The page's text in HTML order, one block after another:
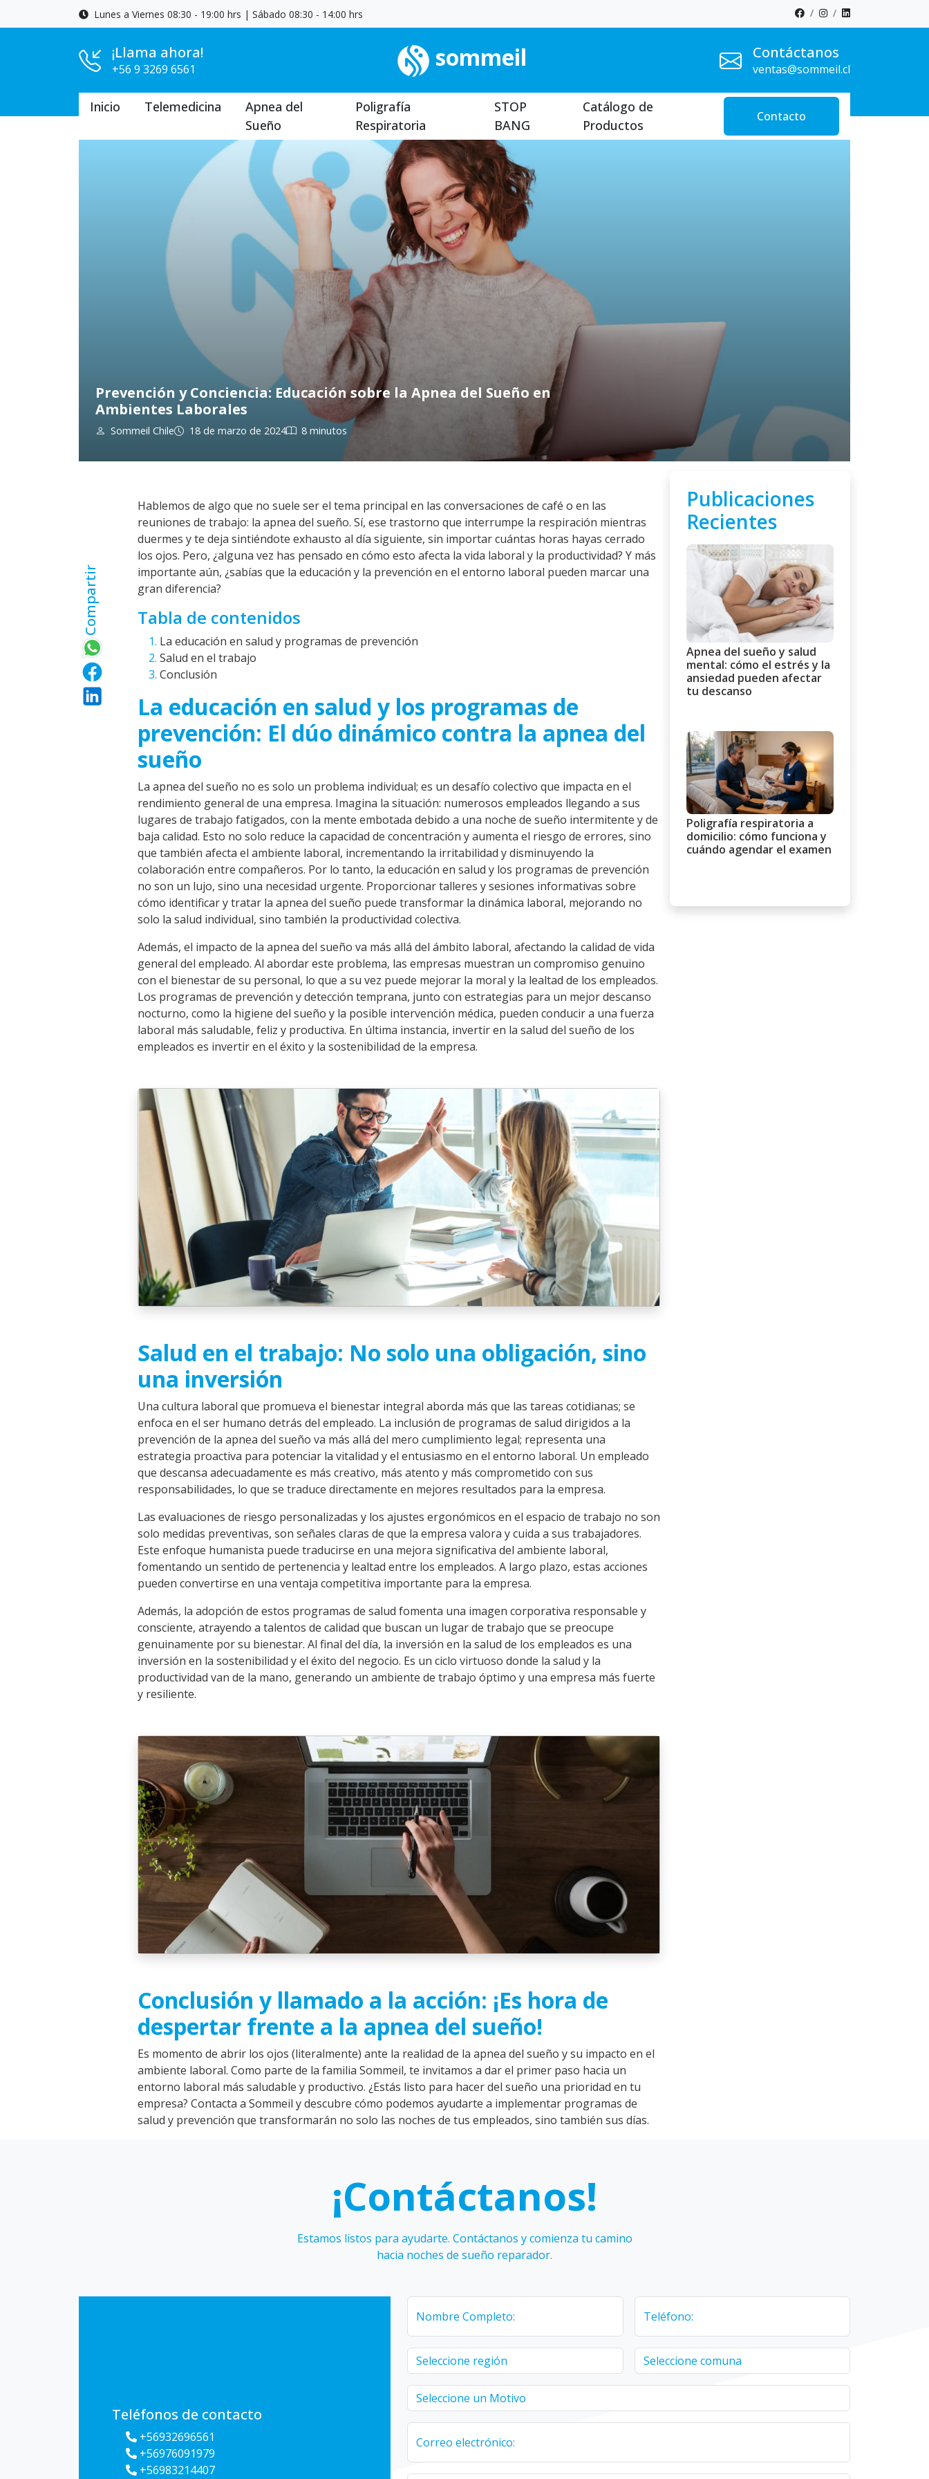
Lunes a Viernes 08:30 - 19:00 hrs | Sábado 08:30 - 14:00 hrs
¡Llama ahora!
+56 9 3269 6561 sommeil Contáctanos
ventas@sommeil.cl
Inicio Telemedicina
Apnea del
Sueño
Poligrafía
Respiratoria
STOP
BANG
Catálogo de
Productos
Contacto
Prevención y Conciencia: Educación sobre la Apnea del Sueño en
Ambientes Laborales
Sommeil Chile 18 de marzo de 2024 8 minutos
Compartir
Hablemos de algo que no suele ser el tema principal en las conversaciones de café o en las
reuniones de trabajo: la apnea del sueño. Sí, ese trastorno que interrumpe la respiración mientras
duermes y te deja sintiéndote exhausto al día siguiente, sin importar cuántas horas hayas cerrado
los ojos. Pero, ¿alguna vez has pensado en cómo esto afecta la vida laboral y la productividad? Y más
importante aún, ¿sabías que la educación y la prevención en el entorno laboral pueden marcar una
gran diferencia?
Tabla de contenidos
La educación en salud y programas de prevención
Salud en el trabajo
Conclusión
La educación en salud y los programas de
prevención: El dúo dinámico contra la apnea del
sueño
La apnea del sueño no es solo un problema individual; es un desafío colectivo que impacta en el
rendimiento general de una empresa. Imagina la situación: numerosos empleados llegando a sus
lugares de trabajo fatigados, con la mente embotada debido a una noche de sueño intermitente y de
baja calidad. Esto no solo reduce la capacidad de concentración y aumenta el riesgo de errores, sino
que también afecta el ambiente laboral, incrementando la irritabilidad y disminuyendo la
colaboración entre compañeros. Por lo tanto, la educación en salud y los programas de prevención
no son un lujo, sino una necesidad urgente. Proporcionar talleres y sesiones informativas sobre
cómo identificar y tratar la apnea del sueño puede transformar la dinámica laboral, mejorando no
solo la salud individual, sino también la productividad colectiva.
Además, el impacto de la apnea del sueño va más allá del ámbito laboral, afectando la calidad de vida
general del empleado. Al abordar este problema, las empresas muestran un compromiso genuino
con el bienestar de su personal, lo que a su vez puede mejorar la moral y la lealtad de los empleados.
Los programas de prevención y detección temprana, junto con estrategias para un mejor descanso
nocturno, como la higiene del sueño y la posible intervención médica, pueden conducir a una fuerza
laboral más saludable, feliz y productiva. En última instancia, invertir en la salud del sueño de los
empleados es invertir en el éxito y la sostenibilidad de la empresa.
Salud en el trabajo: No solo una obligación, sino
una inversión
Una cultura laboral que promueva el bienestar integral aborda más que las tareas cotidianas; se
enfoca en el ser humano detrás del empleado. La inclusión de programas de salud dirigidos a la
prevención de la apnea del sueño va más allá del mero cumplimiento legal; representa una
estrategia proactiva para potenciar la vitalidad y el entusiasmo en el entorno laboral. Un empleado
que descansa adecuadamente es más creativo, más atento y más comprometido con sus
responsabilidades, lo que se traduce directamente en mejores resultados para la empresa.
Las evaluaciones de riesgo personalizadas y los ajustes ergonómicos en el espacio de trabajo no son
solo medidas preventivas, son señales claras de que la empresa valora y cuida a sus trabajadores.
Este enfoque humanista puede traducirse en una mejora significativa del ambiente laboral,
fomentando un sentido de pertenencia y lealtad entre los empleados. A largo plazo, estas acciones
pueden convertirse en una ventaja competitiva importante para la empresa.
Además, la adopción de estos programas de salud fomenta una imagen corporativa responsable y
consciente, atrayendo a talentos de calidad que buscan un lugar de trabajo que se preocupe
genuinamente por su bienestar. Al final del día, la inversión en la salud de los empleados es una
inversión en la sostenibilidad y el éxito del negocio. Es un ciclo virtuoso donde la salud y la
productividad van de la mano, generando un ambiente de trabajo óptimo y una empresa más fuerte
y resiliente.
Conclusión y llamado a la acción: ¡Es hora de
despertar frente a la apnea del sueño!
Es momento de abrir los ojos (literalmente) ante la realidad de la apnea del sueño y su impacto en el
ambiente laboral. Como parte de la familia Sommeil, te invitamos a dar el primer paso hacia un
entorno laboral más saludable y productivo. ¿Estás listo para hacer del sueño una prioridad en tu
empresa? Contacta a Sommeil y descubre cómo podemos ayudarte a implementar programas de
salud y prevención que transformarán no solo las noches de tus empleados, sino también sus días.
Publicaciones
Recientes
Apnea del sueño y salud
mental: cómo el estrés y la
ansiedad pueden afectar
tu descanso
Poligrafía respiratoria a
domicilio: cómo funciona y
cuándo agendar el examen
¡Contáctanos!
Estamos listos para ayudarte. Contáctanos y comienza tu camino
hacia noches de sueño reparador.
Teléfonos de contacto
+56932696561
+56976091979
+56983214407
Nombre Completo: Teléfono:
Correo electrónico: